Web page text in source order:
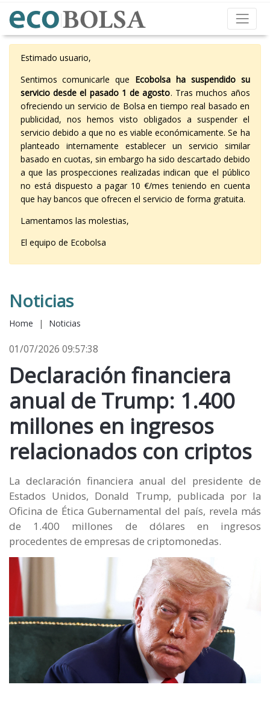
Estimado usuario,
Sentimos comunicarle que Ecobolsa ha suspendido su
servicio desde el pasado 1 de agosto. Tras muchos años
ofreciendo un servicio de Bolsa en tiempo real basado en
publicidad, nos hemos visto obligados a suspender el
servicio debido a que no es viable económicamente. Se ha
planteado internamente establecer un servicio similar
basado en cuotas, sin embargo ha sido descartado debido
a que las prospecciones realizadas indican que el público
no está dispuesto a pagar 10 €/mes teniendo en cuenta
que hay bancos que ofrecen el servicio de forma gratuita.
Lamentamos las molestias,
El equipo de Ecobolsa
Noticias
Home | Noticias
01/07/2026 09:57:38
Declaración financiera
anual de Trump: 1.400
millones en ingresos
relacionados con criptos
La declaración financiera anual del presidente de
Estados Unidos, Donald Trump, publicada por la
Oficina de Ética Gubernamental del país, revela más
de 1.400 millones de dólares en ingresos
procedentes de empresas de criptomonedas.